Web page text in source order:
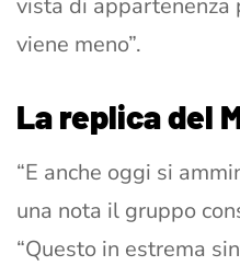
vista di
viene meno”.
La replica del
“E anche oggi si
una nota il gruppo
“Questo in estrema